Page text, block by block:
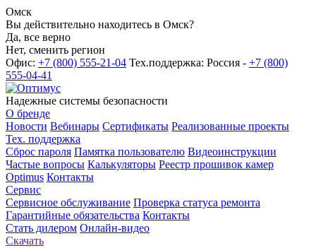
Омск
Вы действительно находитесь в Омск?
Да, все верно
Нет, сменить регион
Офис: +7 (800) 555-21-04 Тех.поддержка: Россия - +7 (800)
555-04-41
Надежные системы безопасности
О бренде
Новости Вебинары Сертификаты Реализованные проекты
Тех. поддержка
Сброс пароля Памятка пользователю Видеоинструкции
Частые вопросы Калькуляторы Реестр прошивок камер
Optimus Контакты
Сервис
Сервисное обслуживание Проверка статуса ремонта
Гарантийные обязательства Контакты
Стать дилером Онлайн-видео
Скачать